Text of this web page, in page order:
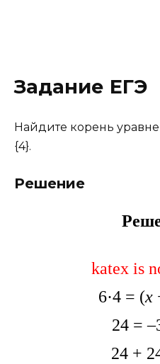
Задание ЕГЭ
Найдите корень
{4}.
Решение
katex is
6·4 = (х
24 =
24 +